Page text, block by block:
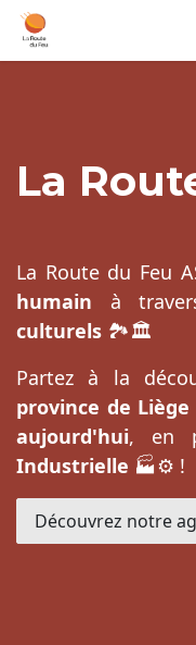
Se rendre au contenu
La
La Route du Feu
humain à
culturels 🏞️🏛️
Partez à la
province de Liège
aujourd'hui, en
Industrielle 🏭⚙️ !
Découvrez notre